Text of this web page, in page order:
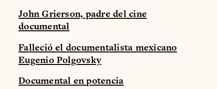
John Grierson, padre del cine
documental
Falleció el documentalista mexicano
Eugenio Polgovsky
Documental en potencia